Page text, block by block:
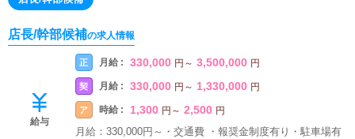
店長/幹部候補の求人情報
給与
正 月給 : 330,000 円 ～ 3,500,000 円
契 月給 : 330,000 円 ～ 1,330,000 円
ア 時給 : 1,300 円 ～ 2,500 円
月給：330,000円～・交通費 ・報奨金制度有り・駐車場有